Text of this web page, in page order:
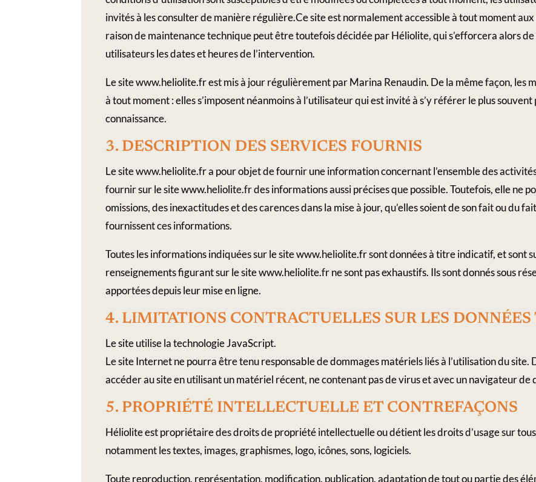
invités à les consulter de manière régulière.Ce site est normalement accessible à tout moment
raison de maintenance technique peut être toutefois décidée par Héliolite, qui s’efforcera alors
utilisateurs les dates et heures de l’intervention.
Le site www.heliolite.fr est mis à jour régulièrement par Marina Renaudin. De la même façon, les
à tout moment : elles s’imposent néanmoins à l’utilisateur qui est invité à s’y référer le plus
connaissance.
3.​ DESCRIPTION​ ​DES​ ​SERVICES​ ​FOURNIS
Le site www.heliolite.fr a pour objet de fournir une information concernant l’ensemble des
fournir sur le site www.heliolite.fr des informations aussi précises que possible. Toutefois, elle ne
omissions, des inexactitudes et des carences dans la mise à jour, qu’elles soient de son fait ou du
fournissent ces informations.
Toutes les informations indiquées sur le site www.heliolite.fr sont données à titre indicatif, et sont
renseignements figurant sur le site www.heliolite.fr ne sont pas exhaustifs. Ils sont donnés sous
apportées depuis leur mise en ligne.
4.​ LIMITATIONS​ ​CONTRACTUELLES​ ​SUR​ ​LES​
Le site utilise la technologie JavaScript.
Le site Internet ne pourra être tenu responsable de dommages matériels liés à l’utilisation du site.
accéder au site en utilisant un matériel récent, ne contenant pas de virus et avec un navigateur
5.​ PROPRIÉTÉ​ ​INTELLECTUELLE​ ​ET​ ​CONTREFAÇONS
Héliolite est propriétaire des droits de propriété intellectuelle ou détient les droits d’usage sur
notamment les textes, images, graphismes, logo, icônes, sons, logiciels.
Toute reproduction, représentation, modification, publication, adaptation de tout ou partie des